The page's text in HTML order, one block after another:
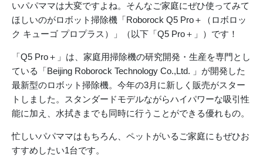
いパパママは大変ですよね。そんなご家庭にぜひ使ってみて
ほしいのがロボット掃除機「Roborock Q5 Pro＋（ロボロッ
ク キューゴ プロプラス）」（以下「Q5 Pro＋」）です！
「Q5 Pro＋」は、家庭用掃除機の研究開発・生産を専門とし
ている「Beijing Roborock Technology Co.,Ltd. 」が開発した
最新型のロボット掃除機。今年の3月に新しく販売がスター
トしました。スタンダードモデルながらハイパワーな吸引性
能に加え、水拭きまでも同時に行うことができる優れもの。
忙しいパパママはもちろん、ペットがいるご家庭にもぜひお
すすめしたい1台です。